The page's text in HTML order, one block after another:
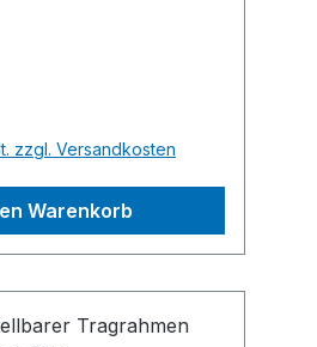
info@stemogmbh.de
zzgl. Versandkosten
Warenkorb